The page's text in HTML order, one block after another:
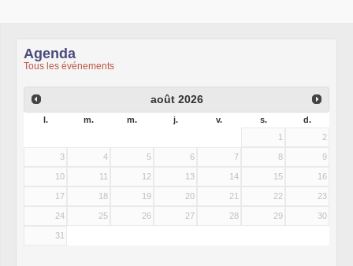
Agenda
Tous les événements
août 2026
l. m. m. j. v. s.
d.
1
2
3 4 5 6 7 8 9
10 11 12 13 14 15 16
17 18 19 20 21 22 23
24 25 26 27 28 29 30
31